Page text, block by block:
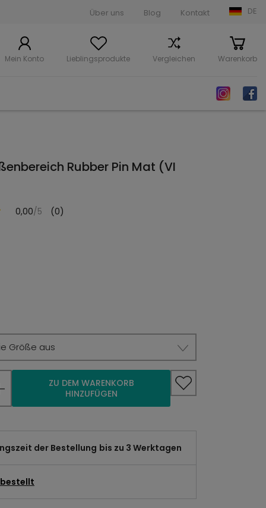
Über uns Blog Kontakt DE
Mein Konto Lieblingsprodukte Vergleichen Warenkorb
Rubber Pin Mat (VI
0,00/5 (0)
Größe aus
ZU DEM WARENKORB
HINZUFÜGEN
der Bestellung bis zu 3 Werktagen